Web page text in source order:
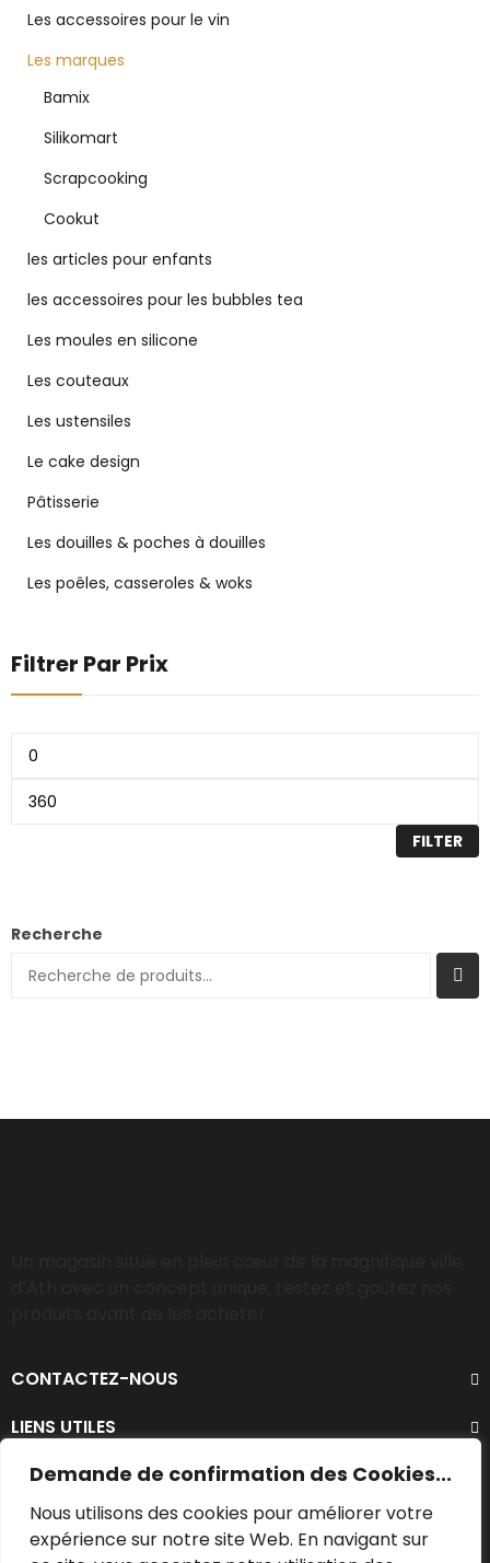
Demande de confirmation des Cookies...
Nous utilisons des cookies pour améliorer votre
expérience sur notre site Web. En navigant sur
Les accessoires pour le vin
Les marques
Bamix
Silikomart
Scrapcooking
Cookut
les articles pour enfants
les accessoires pour les bubbles tea
Les moules en silicone
Les couteaux
Les ustensiles
Le cake design
Pâtisserie
Les douilles & poches à douilles
Les poêles, casseroles & woks
Filtrer Par Prix
FILTER
Recherche
CONTACTEZ-NOUS
LIENS UTILES